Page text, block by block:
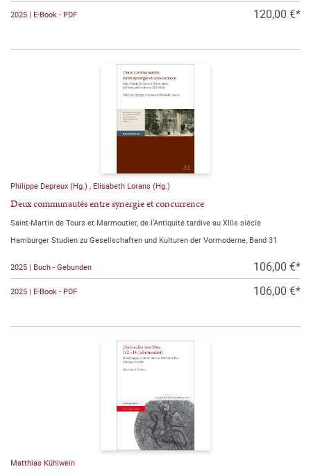
2025 | E-Book - PDF 120,00 €*
Philippe Depreux (Hg.) , Elisabeth Lorans (Hg.)
Deux communautés entre synergie et concurrence
Saint-Martin de Tours et Marmoutier, de l’Antiquité tardive au XIIIe siècle
Hamburger Studien zu Gesellschaften und Kulturen der Vormoderne, Band 31
2025 | Buch - Gebunden 106,00 €*
2025 | E-Book - PDF 106,00 €*
Matthias Kühlwein